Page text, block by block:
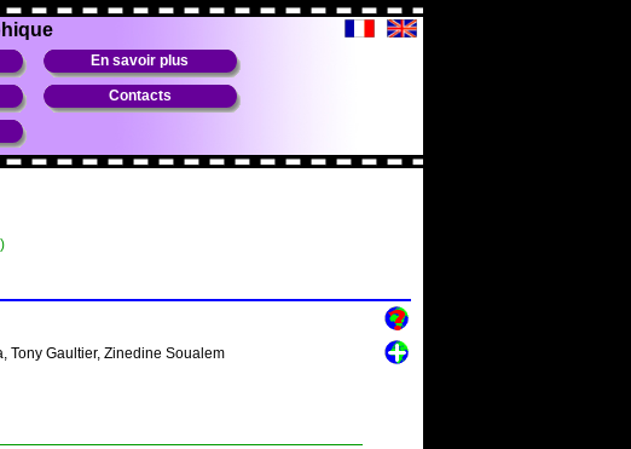
En savoir plus
Contacts
Tony Gaultier, Zinedine Soualem